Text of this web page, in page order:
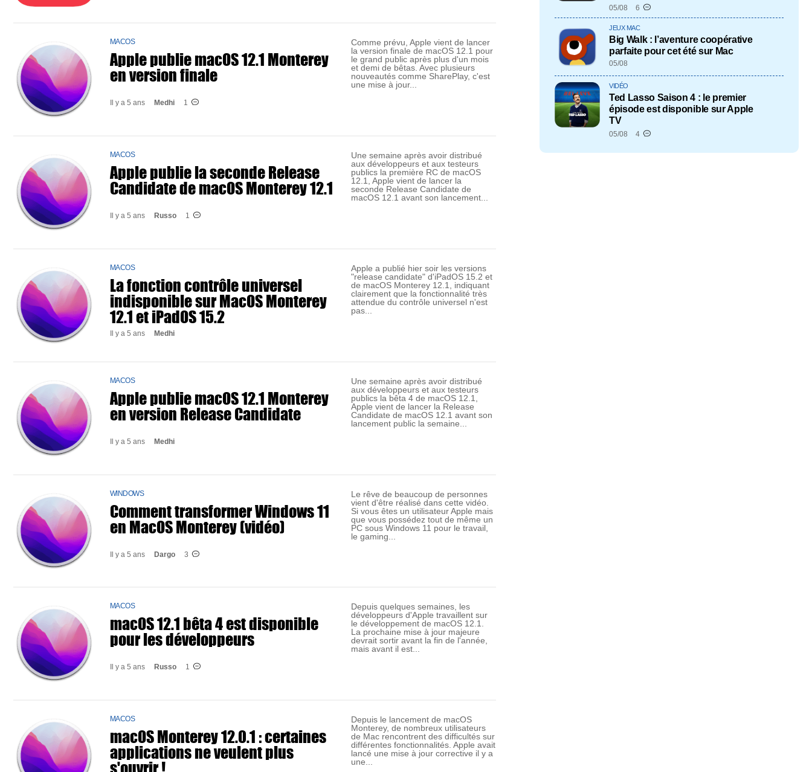
MACOS
Apple publie macOS 12.1 Monterey
en version finale
Il y a 5 ans Medhi 1
Comme prévu, Apple vient de lancer
la version finale de macOS 12.1 pour
le grand public après plus d'un mois
et demi de bêtas. Avec plusieurs
nouveautés comme SharePlay, c'est
une mise à jour...
MACOS
Apple publie la seconde Release
Candidate de macOS Monterey 12.1
Il y a 5 ans Russo 1
Une semaine après avoir distribué
aux développeurs et aux testeurs
publics la première RC de macOS
12.1, Apple vient de lancer la
seconde Release Candidate de
macOS 12.1 avant son lancement...
MACOS
La fonction contrôle universel
indisponible sur MacOS Monterey
12.1 et iPadOS 15.2
Il y a 5 ans Medhi
Apple a publié hier soir les versions
"release candidate" d'iPadOS 15.2 et
de macOS Monterey 12.1, indiquant
clairement que la fonctionnalité très
attendue du contrôle universel n'est
pas...
MACOS
Apple publie macOS 12.1 Monterey
en version Release Candidate
Il y a 5 ans Medhi
Une semaine après avoir distribué
aux développeurs et aux testeurs
publics la bêta 4 de macOS 12.1,
Apple vient de lancer la Release
Candidate de macOS 12.1 avant son
lancement public la semaine...
WINDOWS
Comment transformer Windows 11
en MacOS Monterey (vidéo)
Il y a 5 ans Dargo 3
Le rêve de beaucoup de personnes
vient d'être réalisé dans cette vidéo.
Si vous êtes un utilisateur Apple mais
que vous possédez tout de même un
PC sous Windows 11 pour le travail,
le gaming...
MACOS
macOS 12.1 bêta 4 est disponible
pour les développeurs
Il y a 5 ans Russo 1
Depuis quelques semaines, les
développeurs d'Apple travaillent sur
le développement de macOS 12.1.
La prochaine mise à jour majeure
devrait sortir avant la fin de l'année,
mais avant il est...
MACOS
macOS Monterey 12.0.1 : certaines
applications ne veulent plus
Depuis le lancement de macOS
Monterey, de nombreux utilisateurs
de Mac rencontrent des difficultés sur
différentes fonctionnalités. Apple avait
lancé une mise à jour corrective il y a
une...
05/08 6
JEUX MAC
Big Walk : l’aventure coopérative
parfaite pour cet été sur Mac
05/08
VIDÉO
Ted Lasso Saison 4 : le premier
épisode est disponible sur Apple
TV
05/08 4